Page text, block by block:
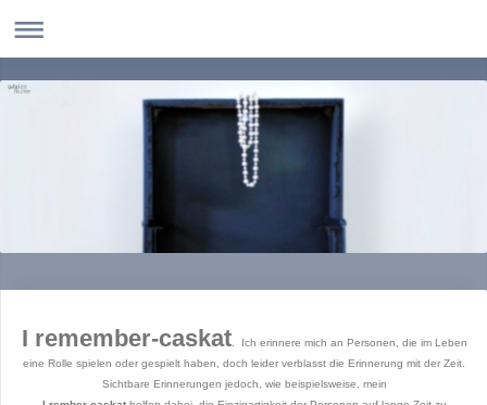
I remember-caskat. Ich erinnere mich an Personen, die im Leben
eine Rolle spielen oder gespielt haben, doch leider verblasst die Erinnerung mit der Zeit.
Sichtbare Erinnerungen jedoch, wie beispielsweise, mein